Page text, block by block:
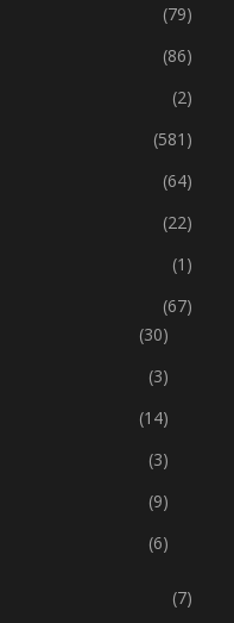
(79)
(86)
(2)
(581)
(64)
(22)
(1)
(67)
(30)
(3)
(14)
(3)
(9)
(6)
(7)